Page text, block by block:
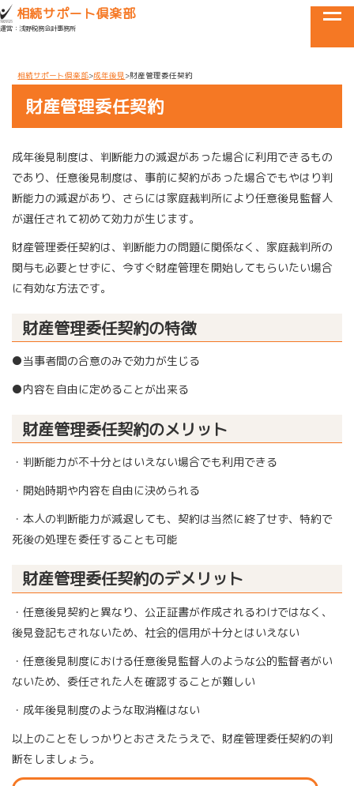
目黒区・世田谷区・品川区で相続に関するお悩みなら
相続サポート倶楽部
運営：浅野税務会計事務所
相続サポート倶楽部 成年後見 財産管理委任契約
財産管理委任契約
成年後見制度は、判断能力の減退があった場合に利用できるもの
であり、任意後見制度は、事前に契約があった場合でもやはり判
断能力の減退があり、さらには家庭裁判所により任意後見監督人
が選任されて初めて効力が生じます。
財産管理委任契約は、判断能力の問題に関係なく、家庭裁判所の
関与も必要とせずに、今すぐ財産管理を開始してもらいたい場合
に有効な方法です。
財産管理委任契約の特徴
●当事者間の合意のみで効力が生じる
●内容を自由に定めることが出来る
財産管理委任契約のメリット
・判断能力が不十分とはいえない場合でも利用できる
・開始時期や内容を自由に決められる
・本人の判断能力が減退しても、契約は当然に終了せず、特約で
死後の処理を委任することも可能
財産管理委任契約のデメリット
・任意後見契約と異なり、公正証書が作成されるわけではなく、
後見登記もされないため、社会的信用が十分とはいえない
・任意後見制度における任意後見監督人のような公的監督者がい
ないため、委任された人を確認することが難しい
・成年後見制度のような取消権はない
以上のことをしっかりとおさえたうえで、財産管理委任契約の判
断をしましょう。